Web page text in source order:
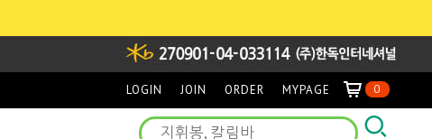
LOGIN JOIN ORDER MYPAGE 0